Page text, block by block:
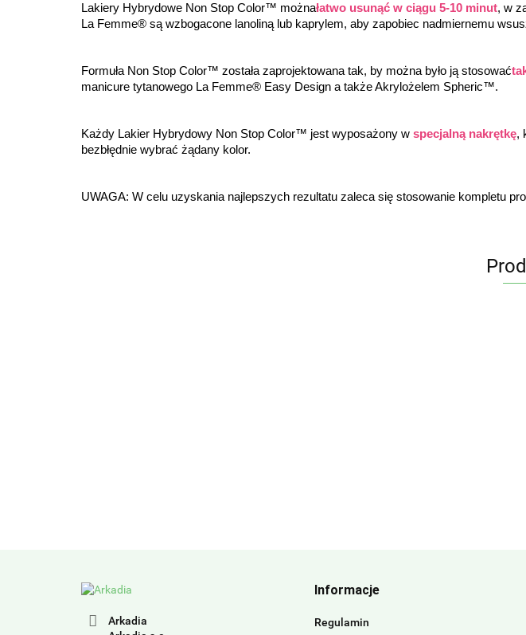
Lakiery Hybrydowe Non Stop Color™ możnałatwo usunąć w ciągu 5-10 minut, w
La Femme® są wzbogacone lanoliną lub kaprylem, aby zapobiec nadmiernemu
Formuła Non Stop Color™ została zaprojektowana tak, by można było ją stosować
manicure tytanowego La Femme® Easy Design a także Akrylożelem Spheric™.
Każdy Lakier Hybrydowy Non Stop Color™ jest wyposażony w specjalną nakrętkę,
bezbłędnie wybrać żądany kolor.
UWAGA: W celu uzyskania najlepszych rezultatu zaleca się stosowanie kompletu
Arkadia
Informacje
Regulamin